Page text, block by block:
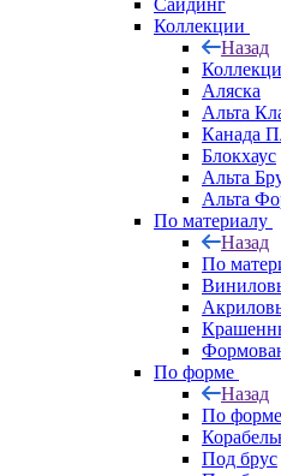
Сайдинг
Коллекции
Назад
Аляска
Альта
Канада
Блокхаус
Альта
Альта
По материалу
Назад
По
По форме
Назад
По форме
Под брус